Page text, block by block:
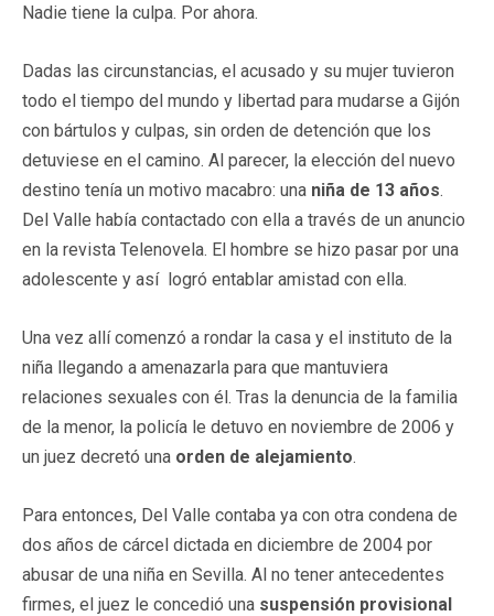
Nadie tiene la culpa. Por ahora.
Dadas las circunstancias, el acusado y su mujer tuvieron
todo el tiempo del mundo y libertad para mudarse a Gijón
con bártulos y culpas, sin orden de detención que los
detuviese en el camino. Al parecer, la elección del nuevo
destino tenía un motivo macabro: una niña de 13 años.
Del Valle había contactado con ella a través de un anuncio
en la revista Telenovela. El hombre se hizo pasar por una
adolescente y así logró entablar amistad con ella.
Una vez allí comenzó a rondar la casa y el instituto de la
niña llegando a amenazarla para que mantuviera
relaciones sexuales con él. Tras la denuncia de la familia
de la menor, la policía le detuvo en noviembre de 2006 y
un juez decretó una orden de alejamiento.
Para entonces, Del Valle contaba ya con otra condena de
dos años de cárcel dictada en diciembre de 2004 por
abusar de una niña en Sevilla. Al no tener antecedentes
firmes, el juez le concedió una suspensión provisional